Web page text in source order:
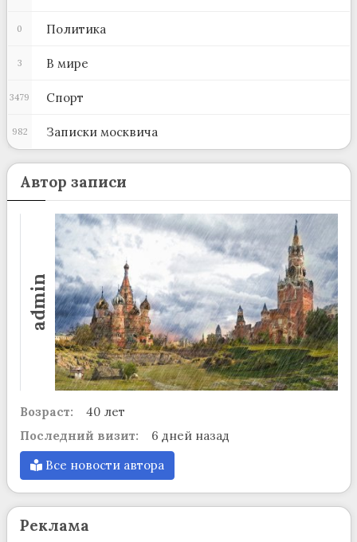
Политика
0
В мире
3
Спорт
3479
Записки москвича
982
Автор записи
admin
Возраст:
40 лет
Последний визит:
6 дней назад
Все новости автора
Реклама